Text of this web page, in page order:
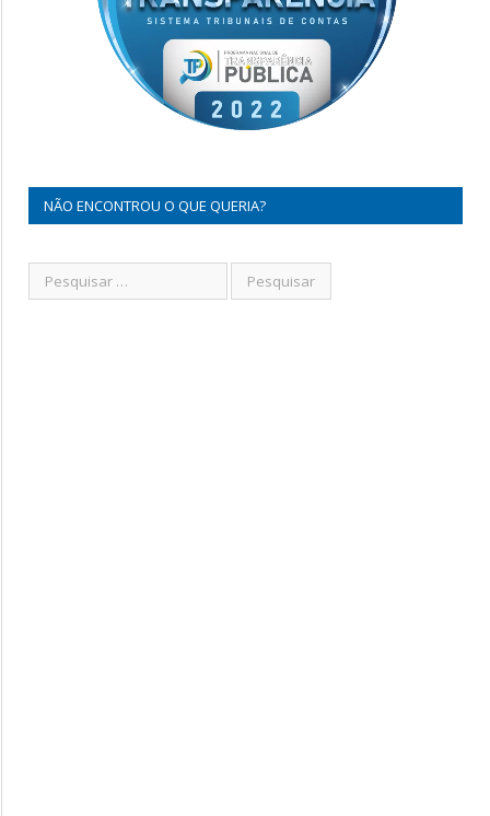
NÃO ENCONTROU O QUE QUERIA?